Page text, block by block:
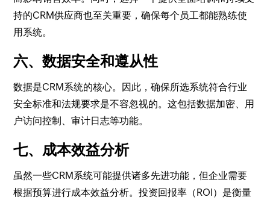
持的CRM供应商也至关重要，确保每个员工都能熟练使
用系统。
六、数据安全和遵从性
数据是CRM系统的核心。因此，确保所选系统符合行业
安全标准和法规要求是不容忽视的。这包括数据加密、用
户访问控制、审计日志等功能。
七、成本效益分析
虽然一些CRM系统可能提供诸多先进功能，但企业需要
根据预算进行成本效益分析。投资回报率（ROI）是衡量